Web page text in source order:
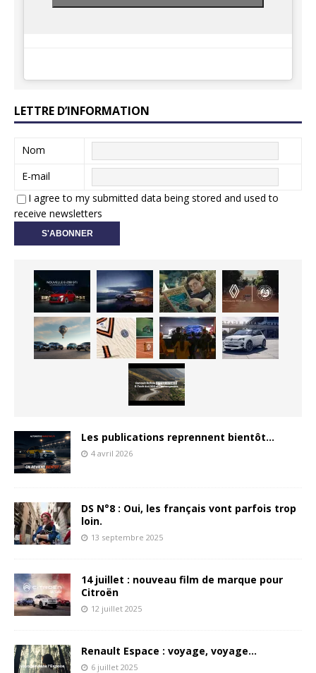
LETTRE D’INFORMATION
Nom
E-mail
I agree to my submitted data being stored and used to
receive newsletters
Les publications reprennent bientôt…
4 avril 2026
DS N°8 : Oui, les français vont parfois trop
loin.
13 septembre 2025
14 juillet : nouveau film de marque pour
Citroën
12 juillet 2025
Renault Espace : voyage, voyage…
6 juillet 2025